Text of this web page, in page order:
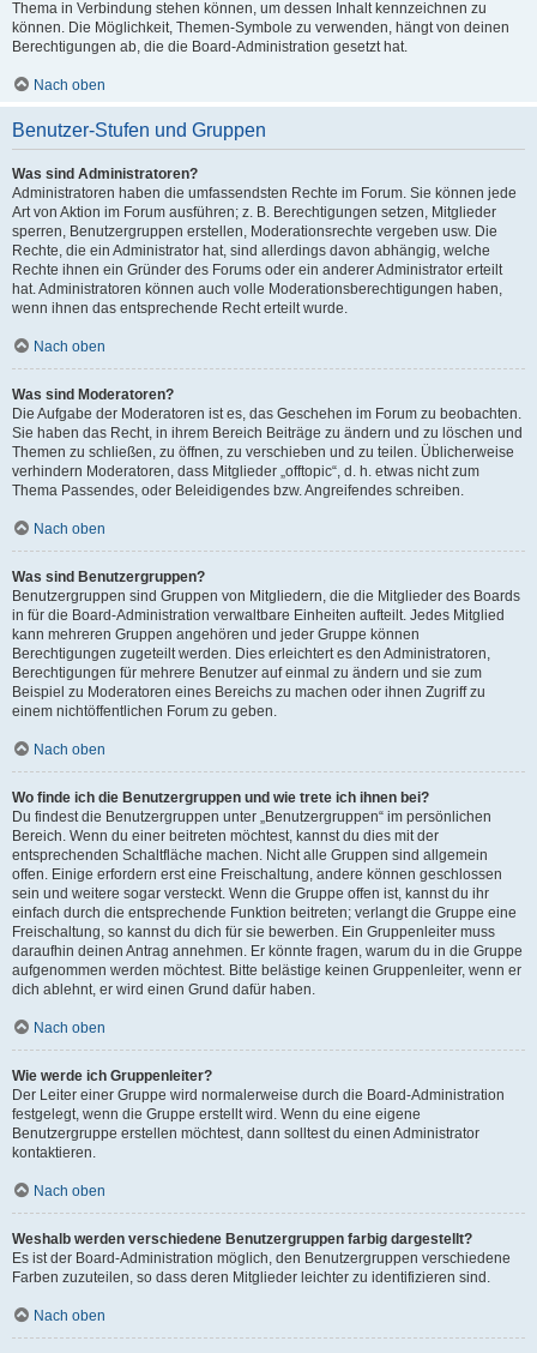
Thema in Verbindung stehen können, um dessen Inhalt kennzeichnen zu
können. Die Möglichkeit, Themen-Symbole zu verwenden, hängt von deinen
Berechtigungen ab, die die Board-Administration gesetzt hat.
Nach oben
Benutzer-Stufen und Gruppen
Was sind Administratoren?
Administratoren haben die umfassendsten Rechte im Forum. Sie können jede
Art von Aktion im Forum ausführen; z. B. Berechtigungen setzen, Mitglieder
sperren, Benutzergruppen erstellen, Moderationsrechte vergeben usw. Die
Rechte, die ein Administrator hat, sind allerdings davon abhängig, welche
Rechte ihnen ein Gründer des Forums oder ein anderer Administrator erteilt
hat. Administratoren können auch volle Moderationsberechtigungen haben,
wenn ihnen das entsprechende Recht erteilt wurde.
Nach oben
Was sind Moderatoren?
Die Aufgabe der Moderatoren ist es, das Geschehen im Forum zu beobachten.
Sie haben das Recht, in ihrem Bereich Beiträge zu ändern und zu löschen und
Themen zu schließen, zu öffnen, zu verschieben und zu teilen. Üblicherweise
verhindern Moderatoren, dass Mitglieder „offtopic“, d. h. etwas nicht zum
Thema Passendes, oder Beleidigendes bzw. Angreifendes schreiben.
Nach oben
Was sind Benutzergruppen?
Benutzergruppen sind Gruppen von Mitgliedern, die die Mitglieder des Boards
in für die Board-Administration verwaltbare Einheiten aufteilt. Jedes Mitglied
kann mehreren Gruppen angehören und jeder Gruppe können
Berechtigungen zugeteilt werden. Dies erleichtert es den Administratoren,
Berechtigungen für mehrere Benutzer auf einmal zu ändern und sie zum
Beispiel zu Moderatoren eines Bereichs zu machen oder ihnen Zugriff zu
einem nichtöffentlichen Forum zu geben.
Nach oben
Wo finde ich die Benutzergruppen und wie trete ich ihnen bei?
Du findest die Benutzergruppen unter „Benutzergruppen“ im persönlichen
Bereich. Wenn du einer beitreten möchtest, kannst du dies mit der
entsprechenden Schaltfläche machen. Nicht alle Gruppen sind allgemein
offen. Einige erfordern erst eine Freischaltung, andere können geschlossen
sein und weitere sogar versteckt. Wenn die Gruppe offen ist, kannst du ihr
einfach durch die entsprechende Funktion beitreten; verlangt die Gruppe eine
Freischaltung, so kannst du dich für sie bewerben. Ein Gruppenleiter muss
daraufhin deinen Antrag annehmen. Er könnte fragen, warum du in die Gruppe
aufgenommen werden möchtest. Bitte belästige keinen Gruppenleiter, wenn er
dich ablehnt, er wird einen Grund dafür haben.
Nach oben
Wie werde ich Gruppenleiter?
Der Leiter einer Gruppe wird normalerweise durch die Board-Administration
festgelegt, wenn die Gruppe erstellt wird. Wenn du eine eigene
Benutzergruppe erstellen möchtest, dann solltest du einen Administrator
kontaktieren.
Nach oben
Weshalb werden verschiedene Benutzergruppen farbig dargestellt?
Es ist der Board-Administration möglich, den Benutzergruppen verschiedene
Farben zuzuteilen, so dass deren Mitglieder leichter zu identifizieren sind.
Nach oben